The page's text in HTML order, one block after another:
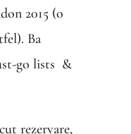
2015 (o
Ba
go lists &
rezervare,